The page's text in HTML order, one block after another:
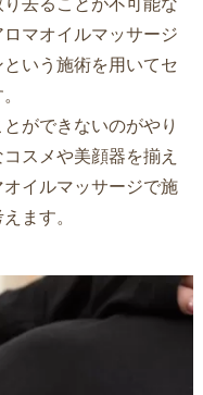
マオイルマッサージ
いう施術を用いてセ
ができないのがやり
スメや美顔器を揃え
イルマッサージで施
ます。